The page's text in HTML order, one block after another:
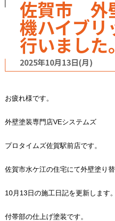
佐賀市 外
機ハイブリ
行いました
2025年10月13日(月)
お疲れ様です。
外壁塗装専門店VEシステムズ
プロタイムズ佐賀駅前店です。
佐賀市水ケ江の住宅にて外壁塗り
10月13日の施工日記を更新します。
付帯部の仕上げ塗装です。